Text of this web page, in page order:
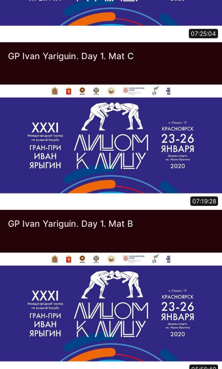
07:25:04
GP Ivan Yariguin. Day 1. Mat C
07:19:28
GP Ivan Yariguin. Day 1. Mat B